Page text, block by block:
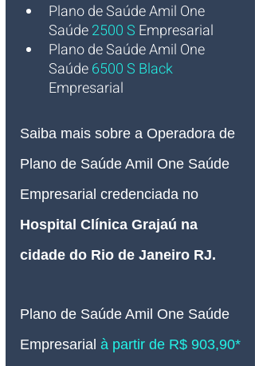
Plano de Saúde Amil One
Saúde2500 S Empresarial
Plano de Saúde Amil One
Saúde 6500 S Black
Empresarial
Saiba mais sobre a Operadora de
Plano de Saúde Amil One Saúde
Empresarial credenciada no
Hospital Clínica Grajaú na
cidade do Rio de Janeiro RJ.
Plano de Saúde Amil One Saúde
Empresarial à partir de R$ 903,90*